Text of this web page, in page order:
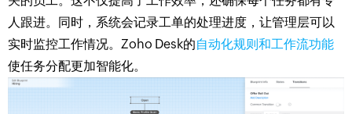
人跟进。同时，系统会记录工单的处理进度，让管理层可以
实时监控工作情况。Zoho Desk的自动化规则和工作流功能
使任务分配更加智能化。